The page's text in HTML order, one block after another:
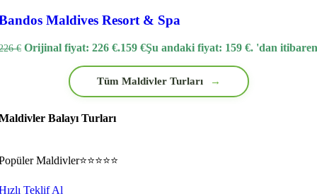
Maldives Resort & Spa
€ Orijinal fiyat: 226 €.159 €Şu andaki fiyat: 159 €. 'dan itibaren
Tüm Maldivler Turları →
Balayı Turları
Maldivler⭐⭐⭐⭐⭐
Teklif Al